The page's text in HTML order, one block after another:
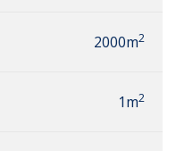
2000m2
1m2